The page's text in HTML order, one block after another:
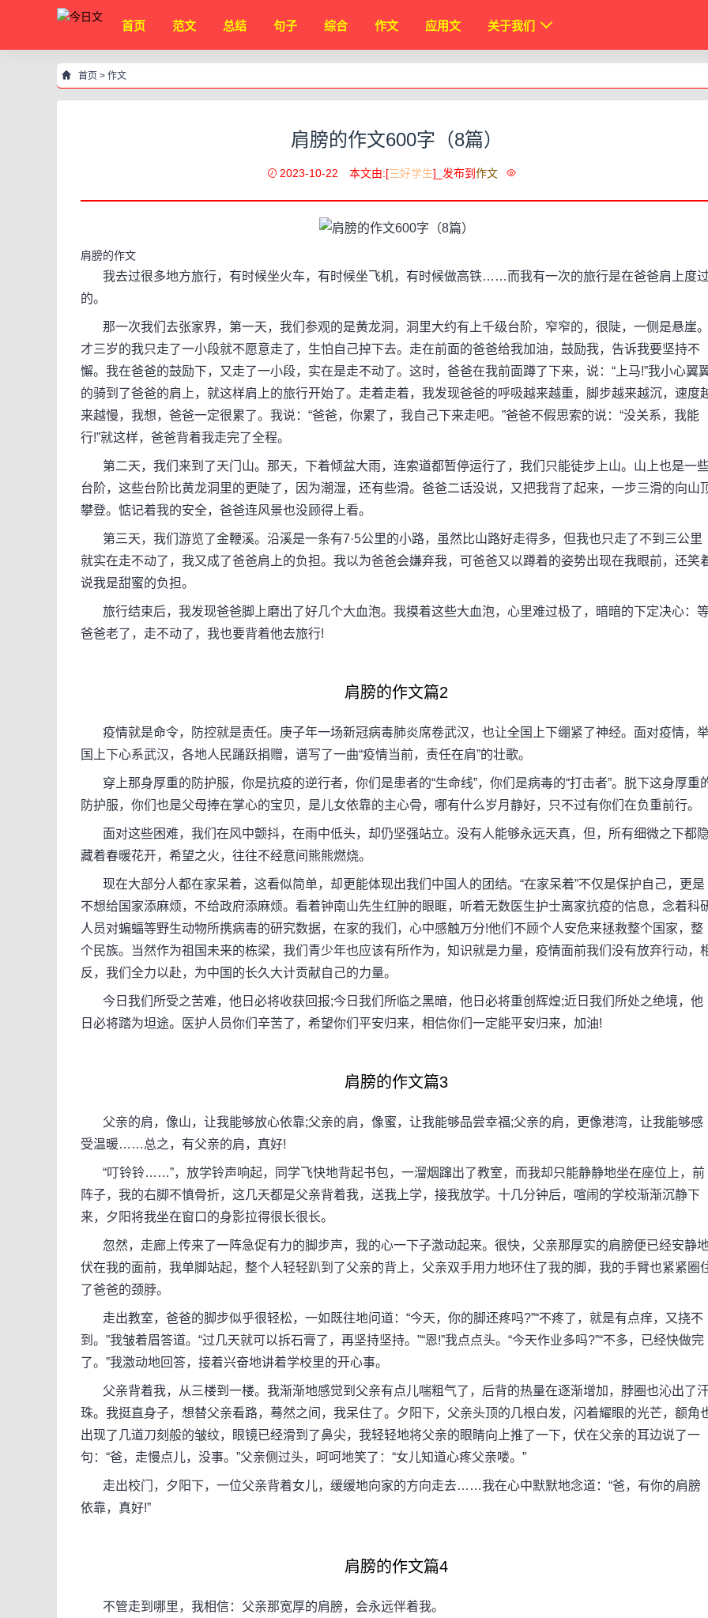
首页 范文 总结 句子 综合 作文 应用文 关于我们
首页 > 作文
肩膀的作文600字（8篇）
2023-10-22 本文由:[三好学生]_发布到 作文
肩膀的作文
我去过很多地方旅行，有时候坐火车，有时候坐飞机，有时候做高铁……而我有一次的旅行是在爸爸肩上度
的。
那一次我们去张家界，第一天，我们参观的是黄龙洞，洞里大约有上千级台阶，窄窄的，很陡，一侧是悬崖
才三岁的我只走了一小段就不愿意走了，生怕自己掉下去。走在前面的爸爸给我加油，鼓励我，告诉我要坚持不
懈。我在爸爸的鼓励下，又走了一小段，实在是走不动了。这时，爸爸在我前面蹲了下来，说：“上马!”我小心翼
的骑到了爸爸的肩上，就这样肩上的旅行开始了。走着走着，我发现爸爸的呼吸越来越重，脚步越来越沉，速度
来越慢，我想，爸爸一定很累了。我说：“爸爸，你累了，我自己下来走吧。”爸爸不假思索的说：“没关系，我能
行!”就这样，爸爸背着我走完了全程。
第二天，我们来到了天门山。那天，下着倾盆大雨，连索道都暂停运行了，我们只能徒步上山。山上也是一
台阶，这些台阶比黄龙洞里的更陡了，因为潮湿，还有些滑。爸爸二话没说，又把我背了起来，一步三滑的向山
攀登。惦记着我的安全，爸爸连风景也没顾得上看。
第三天，我们游览了金鞭溪。沿溪是一条有7·5公里的小路，虽然比山路好走得多，但我也只走了不到三公里
就实在走不动了，我又成了爸爸肩上的负担。我以为爸爸会嫌弃我，可爸爸又以蹲着的姿势出现在我眼前，还笑
说我是甜蜜的负担。
旅行结束后，我发现爸爸脚上磨出了好几个大血泡。我摸着这些大血泡，心里难过极了，暗暗的下定决心：
爸爸老了，走不动了，我也要背着他去旅行!
肩膀的作文篇2
疫情就是命令，防控就是责任。庚子年一场新冠病毒肺炎席卷武汉，也让全国上下绷紧了神经。面对疫情，
国上下心系武汉，各地人民踊跃捐赠，谱写了一曲“疫情当前，责任在肩”的壮歌。
穿上那身厚重的防护服，你是抗疫的逆行者，你们是患者的“生命线”，你们是病毒的“打击者”。脱下这身厚重
防护服，你们也是父母捧在掌心的宝贝，是儿女依靠的主心骨，哪有什么岁月静好，只不过有你们在负重前行。
面对这些困难，我们在风中颤抖，在雨中低头，却仍坚强站立。没有人能够永远天真，但，所有细微之下都
藏着春暖花开，希望之火，往往不经意间熊熊燃烧。
现在大部分人都在家呆着，这看似简单，却更能体现出我们中国人的团结。“在家呆着”不仅是保护自己，更是
不想给国家添麻烦，不给政府添麻烦。看着钟南山先生红肿的眼眶，听着无数医生护士离家抗疫的信息，念着科
人员对蝙蝠等野生动物所携病毒的研究数据，在家的我们，心中感触万分!他们不顾个人安危来拯救整个国家，整
个民族。当然作为祖国未来的栋梁，我们青少年也应该有所作为，知识就是力量，疫情面前我们没有放弃行动，
反，我们全力以赴，为中国的长久大计贡献自己的力量。
今日我们所受之苦难，他日必将收获回报;今日我们所临之黑暗，他日必将重创辉煌;近日我们所处之绝境，他
日必将踏为坦途。医护人员你们辛苦了，希望你们平安归来，相信你们一定能平安归来，加油!
肩膀的作文篇3
父亲的肩，像山，让我能够放心依靠;父亲的肩，像蜜，让我能够品尝幸福;父亲的肩，更像港湾，让我能够感
受温暖……总之，有父亲的肩，真好!
“叮铃铃……”，放学铃声响起，同学飞快地背起书包，一溜烟蹿出了教室，而我却只能静静地坐在座位上，前
阵子，我的右脚不慎骨折，这几天都是父亲背着我，送我上学，接我放学。十几分钟后，喧闹的学校渐渐沉静下
来，夕阳将我坐在窗口的身影拉得很长很长。
忽然，走廊上传来了一阵急促有力的脚步声，我的心一下子激动起来。很快，父亲那厚实的肩膀便已经安静
伏在我的面前，我单脚站起，整个人轻轻趴到了父亲的背上，父亲双手用力地环住了我的脚，我的手臂也紧紧圈
了爸爸的颈脖。
走出教室，爸爸的脚步似乎很轻松，一如既往地问道：“今天，你的脚还疼吗?”“不疼了，就是有点痒，又挠不
到。”我皱着眉答道。“过几天就可以拆石膏了，再坚持坚持。”“恩!”我点点头。“今天作业多吗?”“不多，已经快做完
了。”我激动地回答，接着兴奋地讲着学校里的开心事。
父亲背着我，从三楼到一楼。我渐渐地感觉到父亲有点儿喘粗气了，后背的热量在逐渐增加，脖圈也沁出了
珠。我挺直身子，想替父亲看路，蓦然之间，我呆住了。夕阳下，父亲头顶的几根白发，闪着耀眼的光芒，额角
出现了几道刀刻般的皱纹，眼镜已经滑到了鼻尖，我轻轻地将父亲的眼睛向上推了一下，伏在父亲的耳边说了一
句：“爸，走慢点儿，没事。”父亲侧过头，呵呵地笑了：“女儿知道心疼父亲喽。”
走出校门，夕阳下，一位父亲背着女儿，缓缓地向家的方向走去……我在心中默默地念道：“爸，有你的肩膀
依靠，真好!”
肩膀的作文篇4
不管走到哪里，我相信：父亲那宽厚的肩膀，会永远伴着我。